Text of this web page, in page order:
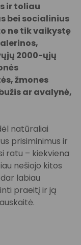
ir toliau
bei socialinius
ne tik vaikystę
2000-ųjų
žmones
ar avalynė,
natūraliai
prisiminimus ir
ratu – kiekviena
nešiojo kitos
labiau
praeitį ir ją